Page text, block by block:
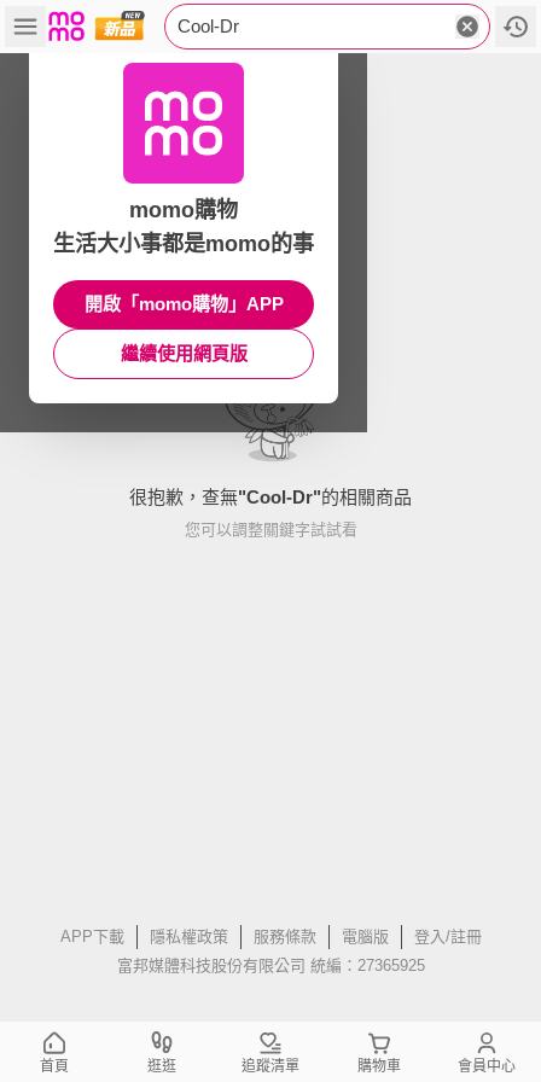
Cool-Dr
很抱歉，查無"Cool-Dr"的相關商品
您可以調整關鍵字試試看
APP下載 隱私權政策 服務條款 電腦版
登入/註冊
富邦媒體科技股份有限公司 統編：27365925
momo購物
生活大小事都是momo的事
開啟「momo購物」APP
繼續使用網頁版
首頁 逛逛 追蹤清單 購物車 會員中心